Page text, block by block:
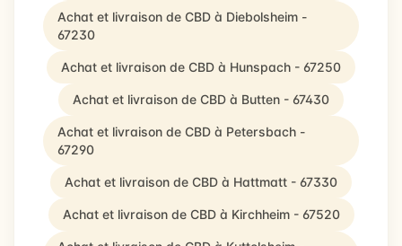
Achat et livraison de CBD à Diebolsheim -
67230
Achat et livraison de CBD à Hunspach - 67250
Achat et livraison de CBD à Butten - 67430
Achat et livraison de CBD à Petersbach -
67290
Achat et livraison de CBD à Hattmatt - 67330
Achat et livraison de CBD à Kirchheim - 67520